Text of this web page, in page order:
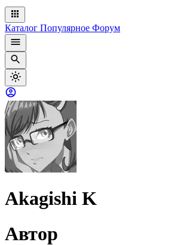
Каталог Популярное Форум
Akagishi K
Автор